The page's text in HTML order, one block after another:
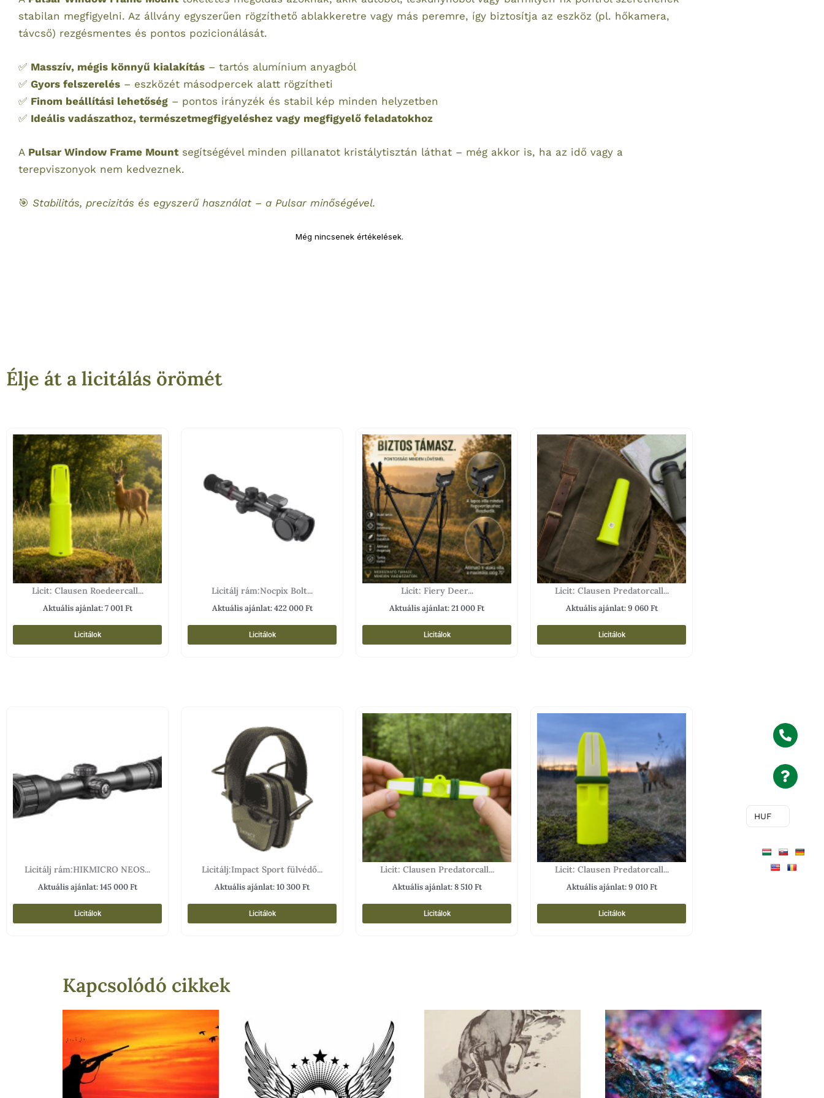
stabilan megfigyelni. Az állvány egyszerűen rögzíthető ablakkeretre vagy más peremre, így biztosítja az eszköz (pl. hőkamera,
távcső) rezgésmentes és pontos pozicionálását.
✅ Masszív, mégis könnyű kialakítás – tartós alumínium anyagból
✅ Gyors felszerelés – eszközét másodpercek alatt rögzítheti
✅ Finom beállítási lehetőség – pontos irányzék és stabil kép minden helyzetben
✅ Ideális vadászathoz, természetmegfigyeléshez vagy megfigyelő feladatokhoz
A Pulsar Window Frame Mountsegítségével minden pillanatot kristálytisztán láthat – még akkor is, ha az idő vagy a
terepviszonyok nem kedveznek.
🎯 Stabilitás, precizitás és egyszerű használat – a Pulsar minőségével.
Még nincsenek értékelések.
Élje át a licitálás örömét
Licit: Clausen Roedeercall...
Aktuális ajánlat:7 001Ft
Licitálok
Licitálj rám:Nocpix Bolt...
Aktuális ajánlat:422 000Ft
Licitálok
Licit: Fiery Deer...
Aktuális ajánlat:21 000Ft
Licitálok
Licit: Clausen Predatorcall...
Aktuális ajánlat:9 060Ft
Licitálok
Licitálj rám:HIKMICRO NEOS...
Aktuális ajánlat:145 000Ft
Licitálok
Licitálj:Impact Sport fülvédő...
Aktuális ajánlat:10 300Ft
Licitálok
Licit: Clausen Predatorcall...
Aktuális ajánlat:8 510Ft
Licitálok
Licit: Clausen Predatorcall...
Aktuális ajánlat:9 010Ft
Licitálok
Kapcsolódó cikkek
HUF